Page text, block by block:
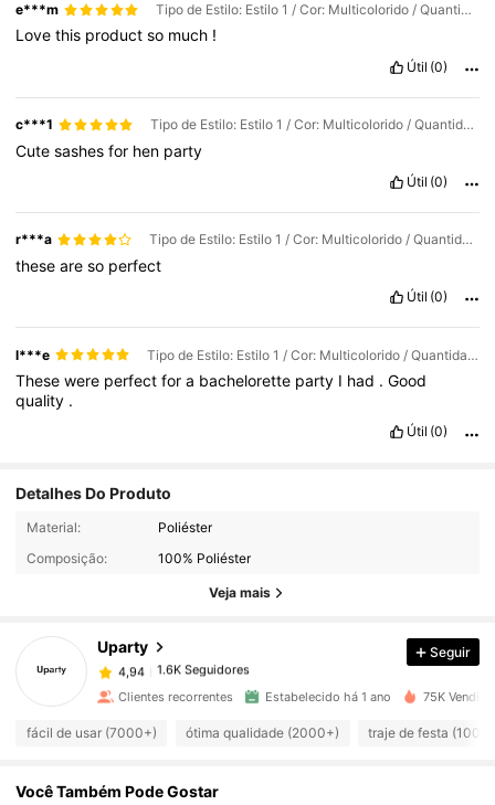
e***m Tipo de Estilo: Estilo 1 / Cor: Multicolorido / Quantidade: Champanhe 12
Lovethis productso much !
Útil (0)
c***1 Tipo de Estilo: Estilo 1 / Cor: Multicolorido / Quantidade: Azul 12
Cutesashesfor hen party
Útil (0)
r***a Tipo de Estilo: Estilo 1 / Cor: Multicolorido / Quantidade: Azul 12
theseareso perfect
Útil (0)
l***e Tipo de Estilo: Estilo 1 / Cor: Multicolorido / Quantidade: Preto 12
Thesewere perfectfora bachelorette party I had .Good
quality .
Útil (0)
Detalhes Do Produto
Material:
Poliéster
Composição:
100% Poliéster
Veja mais
Uparty
1.6K Seguidores
1.6K Seguidores
4,94 1.6K Seguidores
4,94 1.6K Seguidores
Seguir
Clientes recorrentes Estabelecido há 1 ano 75K
fácil de usar (7000+) ótima qualidade (2000+) traje de festa
Você Também Pode Gostar